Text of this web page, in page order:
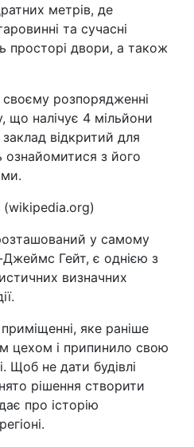
метрів, де
та сучасні
просторі двори, а також
розпорядженні
що налічує 4 мільйони
відкритий для
ознайомитися з його
(wikipedia.org)
у самому
Джеймс Гейт, є однією з
визначних
яке раніше
цехом і припинило свою
Щоб не дати будівлі
рішення створити
про історію